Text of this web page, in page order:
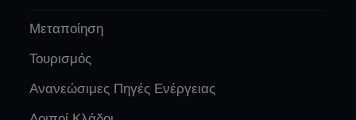
Μεταποίηση
Τουρισμός
Ανανεώσιμες Πηγές Ενέργειας